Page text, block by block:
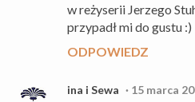
w reżyserii Jerzego
przypadł mi do gustu :)
ODPOWIEDZ
ina i Sewa 15 marca